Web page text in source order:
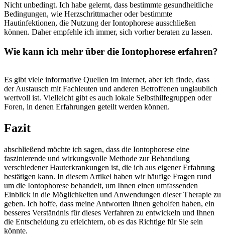
Nicht unbedingt. Ich habe‌ gelernt, dass bestimmte ​gesundheitliche
Bedingungen, wie Herzschrittmacher oder bestimmte
Hautinfektionen, die Nutzung der Iontophorese ausschließen
⁣können. Daher empfehle ich ‍immer, ⁣sich vorher beraten ‍zu lassen.
Wie kann⁢ ich mehr über die⁤ Iontophorese erfahren?
Es gibt ⁤viele informative Quellen im Internet, aber ich finde, dass
der Austausch mit Fachleuten und anderen⁣ Betroffenen unglaublich
wertvoll ist. Vielleicht gibt es auch lokale Selbsthilfegruppen oder
Foren, in denen Erfahrungen⁢ geteilt werden können.
Fazit
abschließend möchte ich sagen, dass ⁤die Iontophorese eine
faszinierende und wirkungsvolle‍ Methode zur Behandlung
verschiedener⁤ Hauterkrankungen ist, die ich aus eigener Erfahrung ​
bestätigen kann. In diesem Artikel haben wir häufige⁤ Fragen rund‌
um⁢ die Iontophorese ⁣behandelt, um Ihnen⁢ einen umfassenden
Einblick in ⁤die Möglichkeiten und Anwendungen dieser Therapie zu
geben.⁢ Ich hoffe, dass ⁤meine ‍Antworten Ihnen ⁢geholfen haben, ein
besseres Verständnis für dieses ⁢Verfahren zu​ entwickeln und Ihnen
die Entscheidung zu⁤ erleichtern, ob⁤ es das Richtige für Sie sein
könnte.